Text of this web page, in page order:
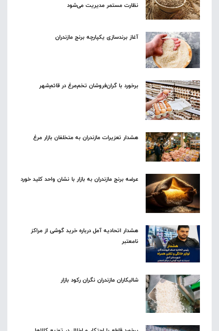
نظارت مستمر مدیریت می‌شود
آغاز برندسازی یکپارچه برنج مازندران
برخورد با گران‌فروشان تخم‌مرغ در قائم‌شهر
هشدار تعزیرات مازندران به متخلفان بازار مرغ
عرضه برنج مازندران به بازار با نشان واحد کلید خورد
هشدار اتحادیه آمل درباره خرید گوشی از مراکز
نامعتبر
شالیکاران مازندران نگران رکود بازار